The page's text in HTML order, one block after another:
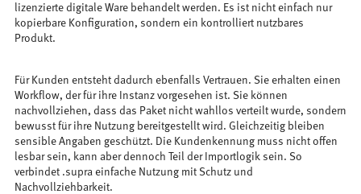
lizenzierte digitale Ware behandelt werden. Es ist nicht einfach nur
kopierbare Konfiguration, sondern ein kontrolliert nutzbares
Produkt.
Für Kunden entsteht dadurch ebenfalls Vertrauen. Sie erhalten einen
Workflow, der für ihre Instanz vorgesehen ist. Sie können
nachvollziehen, dass das Paket nicht wahllos verteilt wurde, sondern
bewusst für ihre Nutzung bereitgestellt wird. Gleichzeitig bleiben
sensible Angaben geschützt. Die Kundenkennung muss nicht offen
lesbar sein, kann aber dennoch Teil der Importlogik sein. So
verbindet .supra einfache Nutzung mit Schutz und
Nachvollziehbarkeit.